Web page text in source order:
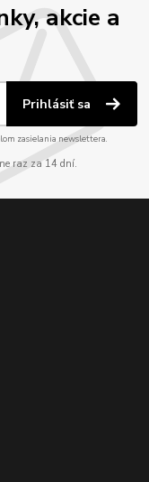
akcie a
Prihlásiť sa
zasielania newslettera.
raz za 14 dní.